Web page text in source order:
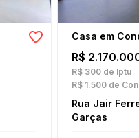
Casa em
R$
R$ 300 de Iptu
R$ 1.500 de
Rua Jair
Garças